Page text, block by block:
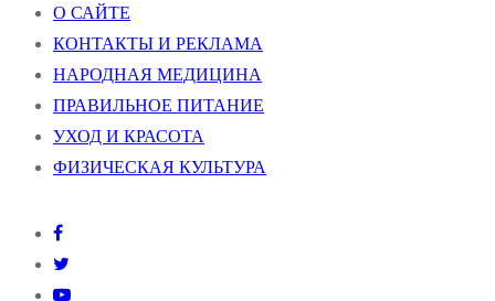
О САЙТЕ
КОНТАКТЫ И РЕКЛАМА
НАРОДНАЯ МЕДИЦИНА
ПРАВИЛЬНОЕ ПИТАНИЕ
УХОД И КРАСОТА
ФИЗИЧЕСКАЯ КУЛЬТУРА